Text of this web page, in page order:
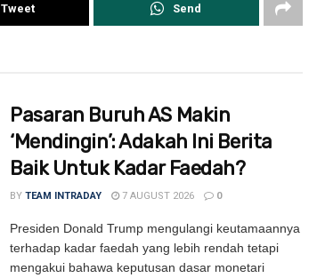
Tweet Send
Pasaran Buruh AS Makin
‘Mendingin’: Adakah Ini Berita
Baik Untuk Kadar Faedah?
BY TEAM INTRADAY 7 AUGUST 2026 0
Presiden Donald Trump mengulangi keutamaannya
terhadap kadar faedah yang lebih rendah tetapi
mengakui bahawa keputusan dasar monetari